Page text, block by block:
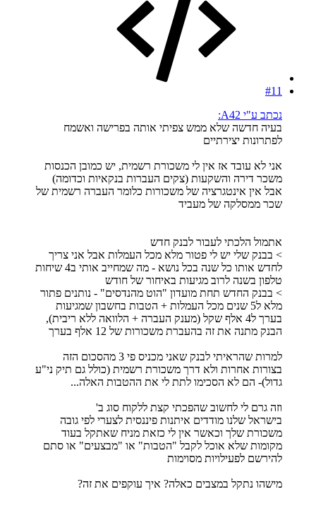
#11
נכתב ע"י A42:
בעיה חדשה שלא ממש צפיתי אותה בפרישה ואשמח
לפתרונות יצירתיים
אני לא עובד אז אין לי משכורת רשמית, יש כמובן הכנסות
משכר דירה והשקעות (צקים העברות בנקאיות וכדומה)
אבל אין אינטגרציה של משכורות כלומר העברה רשמית של
שכר ממסלקה של מעביד
אתמול הלכתי לעבור לבנק חדש
> בבנק שלי יש לי פטור מלא מכל העמלות אבל אני צריך
לחדש אותו כל שנה בכל נושא - מה שמחייב אותי ב4 שיחות
טלפון בשנה לרוב מגיעות באיחור של חודש
> בבנק החדש תחת מועדון "הוט מהנדסים" - נותנים פתור
מלא ל5 שנים מכל העמלות + הטבות בחשבון שמגיעות
בערך ל4 אלף שקל (מענק העברה + הלוואה ללא ריבית),
הבנק מתנה את זה בהעברת משכורות של 12 אלף בערך
למרות שהראיתי לבנק שאני מכניס פי 3 מהסכום הזה
בצורות אחרות ולא דרך משכורת רשמית (כולל גם תיק ני"ע
גדול)- הם לא הסכימו לתת לי את ההטבות האלה...
וזה גרם לי לחשוב שהפכתי קצת ללקוח סוג ב'
בישראל שלנו מודדים איתנות פיננסית לצערי לפי גובה
משכורת שלך וכאשר אין לי כזאת מניח שאתקל בעוד
מקומות שלא אוכל לקבל "הטבות" או "מבצעים" או סתם
להירשם לפעילויות מסוימות
מישהו נתקל במצבים כאלה? איך עוקפים את זה?